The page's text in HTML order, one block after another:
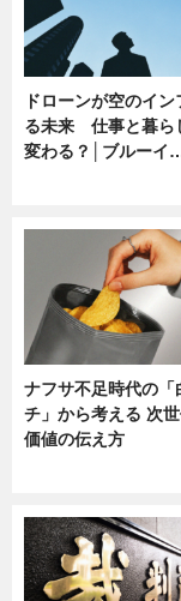
ドローンが空のイ
る未来 仕事と暮ら
変わる？│ブルーイ
ナフサ不足時代の「
チ」から考える 次世
価値の伝え方